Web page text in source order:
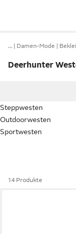
… Damen-Mode
Deerhunter
Steppwesten
Outdoorwesten
Sportwesten
14 Produkte